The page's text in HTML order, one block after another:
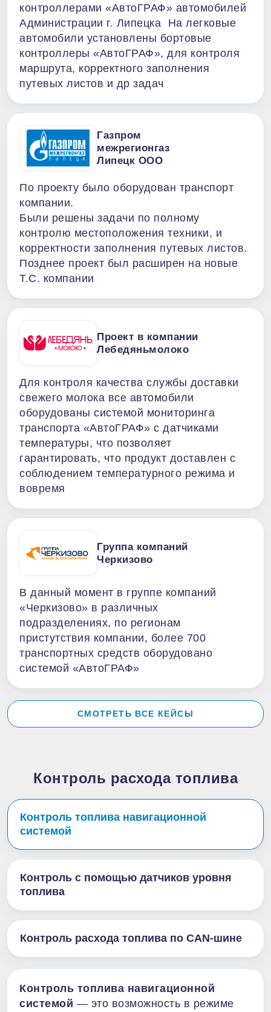
контроллерами «АвтоГРАФ» автомобилей
Администрации г. Липецка На легковые
автомобили установлены бортовые
контроллеры «АвтоГРАФ», для контроля
маршрута, корректного заполнения
путевых листов и др задач
Газпром
межрегионгаз
Липецк ООО
По проекту было оборудован транспорт
компании.
Были решены задачи по полному
контролю местоположения техники, и
корректности заполнения путевых листов.
Позднее проект был расширен на новые
Т.С. компании
Проект в компании
Лебедяньмолоко
Для контроля качества службы доставки
свежего молока все автомобили
оборудованы системой мониторинга
транспорта «АвтоГРАФ» с датчиками
температуры, что позволяет
гарантировать, что продукт доставлен с
соблюдением температурного режима и
вовремя
Группа компаний
Черкизово
В данный момент в группе компаний
«Черкизово» в различных
подразделениях, по регионам
пристутствия компании, более 700
транспортных средств оборудовано
системой «АвтоГРАФ»
СМОТРЕТЬ ВСЕ КЕЙСЫ
Контроль расхода топлива
Контроль топлива навигационной
системой
Контроль с помощью датчиков уровня
топлива
Контроль расхода топлива по CAN-шине
Контроль топлива навигационной
системой — это возможность в режиме